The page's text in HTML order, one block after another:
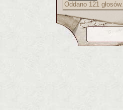
Oddano 121 głosów.